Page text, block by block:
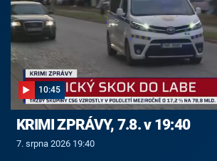
10:45
KRIMI ZPRÁVY, 7.8. v 19:40
7. srpna 2026 19:40